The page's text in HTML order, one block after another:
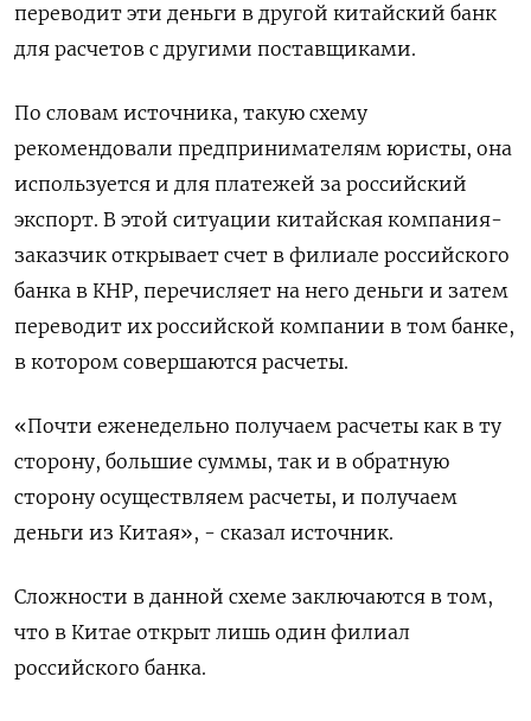
переводит эти деньги в другой китайский банк
для расчетов с другими поставщиками.
По словам источника, такую схему
рекомендовали предпринимателям юристы, она
используется и для платежей за российский
экспорт. В этой ситуации китайская компания-
заказчик открывает счет в филиале российского
банка в КНР, перечисляет на него деньги и затем
переводит их российской компании в том банке,
в котором совершаются расчеты.
«Почти еженедельно получаем расчеты как в ту
сторону, большие суммы, так и в обратную
сторону осуществляем расчеты, и получаем
деньги из Китая», - сказал источник.
Сложности в данной схеме заключаются в том,
что в Китае открыт лишь один филиал
российского банка.